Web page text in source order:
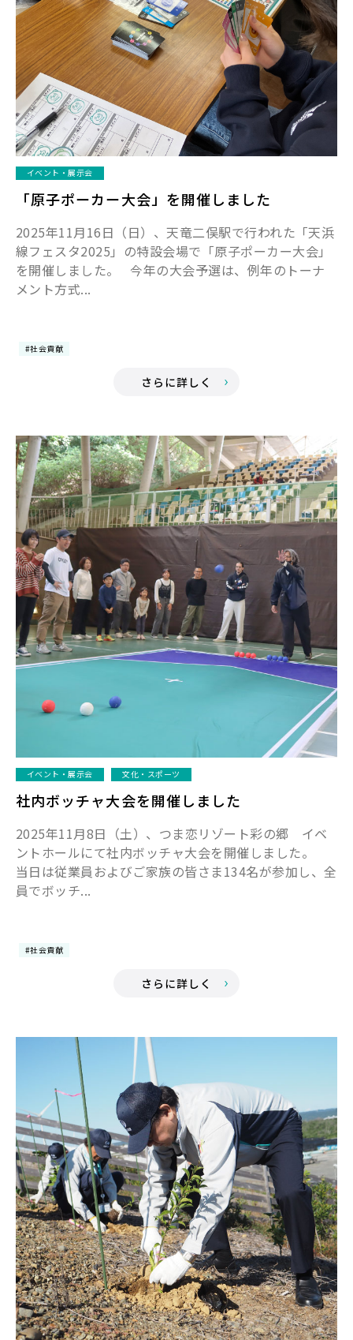
イベント・展示会
「原子ポーカー大会」を開催しました
2025年11月16日（日）、天竜二俣駅で行われた「天浜
線フェスタ2025」の特設会場で「原子ポーカー大会」
を開催しました。 今年の大会予選は、例年のトーナ
メント方式...
#社会貢献
さらに詳しく
イベント・展示会 文化・スポーツ
社内ボッチャ大会を開催しました
2025年11月8日（土）、つま恋リゾート彩の郷 イベ
ントホールにて社内ボッチャ大会を開催しました。
当日は従業員およびご家族の皆さま134名が参加し、全
員でボッチ...
#社会貢献
さらに詳しく